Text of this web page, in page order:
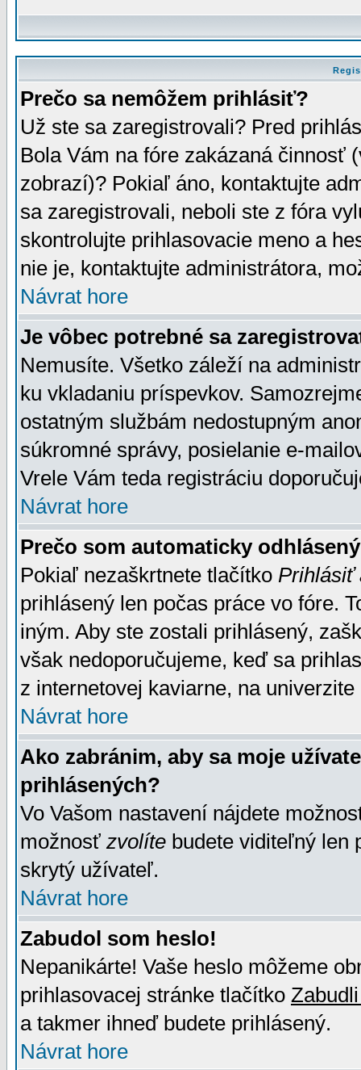
Prečo sa nemôžem prihlásiť?
Už ste sa zaregistrovali? Pred
Bola Vám na fóre zakázaná činnosť
zobrazí)? Pokiaľ áno, kontaktujte
sa zaregistrovali, neboli ste z fóra
skontrolujte prihlasovacie meno a
nie je, kontaktujte administrátora,
Návrat hore
Je vôbec potrebné sa
Nemusíte. Všetko záleží na
ku vkladaniu príspevkov.
ostatným službám nedostupným
súkromné správy, posielanie e-
Vrele Vám teda registráciu
Návrat hore
Prečo som automaticky
Pokiaľ nezaškrtnete tlačítko Prihlásiť
prihlásený len počas práce vo fóre.
iným. Aby ste zostali prihlásený,
však nedoporučujeme, keď sa
z internetovej kaviarne, na univerzite
Návrat hore
Ako zabránim, aby sa moje
prihlásených?
Vo Vašom nastavení nájdete
možnosť zvolíte budete viditeľný len
skrytý užívateľ.
Návrat hore
Zabudol som heslo!
Nepanikárte! Vaše heslo môžeme
prihlasovacej stránke tlačítko
a takmer ihneď budete prihlásený.
Návrat hore